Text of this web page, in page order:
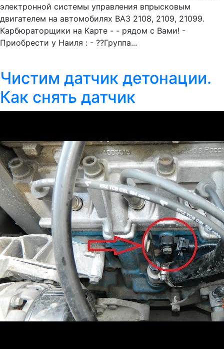
электронной системы управления впрысковым
двигателем на автомобилях ВАЗ 2108, 2109, 21099.
Карбюраторщики на Карте - - рядом с Вами! -
Приобрести у Наиля : - ??Группа...
Чистим датчик детонации.
Как снять датчик